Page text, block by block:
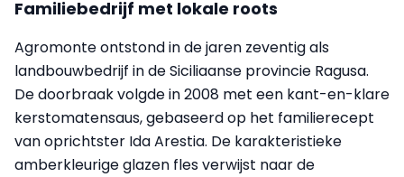
Familiebedrijf met lokale roots
Agromonte ontstond in de jaren zeventig als
landbouwbedrijf in de Siciliaanse provincie Ragusa.
De doorbraak volgde in 2008 met een kant-en-klare
kerstomatensaus, gebaseerd op het familierecept
van oprichtster Ida Arestia. De karakteristieke
amberkleurige glazen fles verwijst naar de